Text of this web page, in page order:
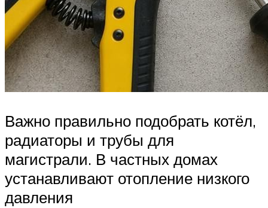
Важно правильно подобрать котёл,
радиаторы и трубы для
магистрали. В частных домах
устанавливают отопление низкого
давления